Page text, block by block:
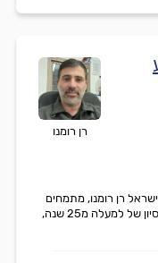
רן רומנו
רן רומנו, מתמחים
בכל תיקוני התריסים והאלומיניום. עם וותק וניסיון של למעלה מ25 שנה,